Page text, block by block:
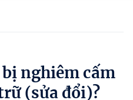
nghiêm cấm
(sửa đổi)?